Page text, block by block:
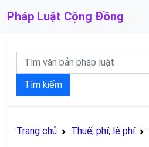
Pháp Luật Cộng Đồng
Tìm kiếm
Trang chủ Thuế, phí, lệ phí